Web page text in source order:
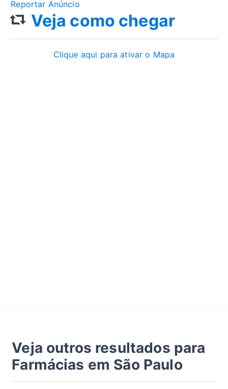
Reportar Anúncio
Veja como chegar
Clique aqui para ativar o Mapa
Veja outros resultados para
Farmácias em São Paulo